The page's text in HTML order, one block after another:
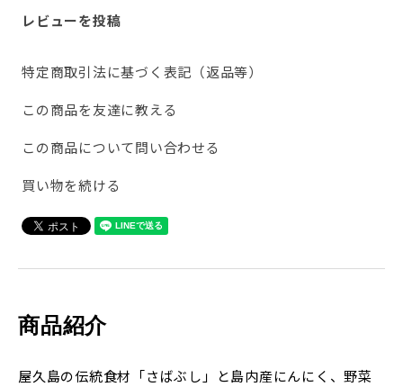
レビューを投稿
特定商取引法に基づく表記（返品等）
この商品を友達に教える
この商品について問い合わせる
買い物を続ける
商品紹介
屋久島の伝統食材「さばぶし」と島内産にんにく、野菜